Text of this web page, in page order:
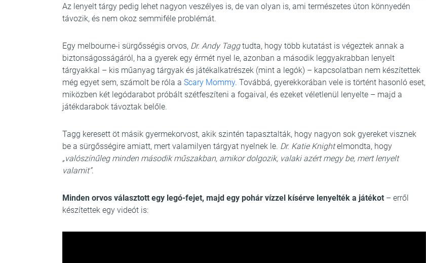
Az lenyelt tárgy pedig lehet nagyon veszélyes is, de van olyan is, ami természetes úton könnyedén
távozik, és nem okoz semmiféle problémát.
Egy melbourne-i sürgősségis orvos, Dr. Andy Taggtudta, hogy több kutatást is végeztek annak a
biztonságosságáról, ha a gyerek egy érmét nyel le, azonban a második leggyakrabban lenyelt
tárgyakkal – kis műanyag tárgyak és játékalkatrészek (mint a legók) – kapcsolatban nem készítettek
még egyet sem, számolt be róla a Scary Mommy. Továbbá, gyerekkorában vele is történt hasonló eset,
miközben két legódarabot próbált szétfeszíteni a fogaival, és ezeket véletlenül lenyelte – majd a
játékdarabok távoztak belőle.
Tagg keresett öt másik gyermekorvost, akik szintén tapasztalták, hogy nagyon sok gyereket visznek
be a sürgősségire amiatt, mert valamilyen tárgyat nyelnek le. Dr. Katie Knightelmondta, hogy
„valószínűleg minden második műszakban, amikor dolgozik, valaki azért megy be, mert lenyelt
valamit”.
Minden orvos választott egy legó-fejet, majd egy pohár vízzel kísérve lenyelték a játékot – erről
készítettek egy videót is: